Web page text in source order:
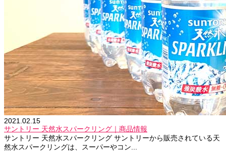
2021.02.15
サントリー 天然水スパークリング｜商品情報
サントリー 天然水スパークリング サントリーから販売されている天
然水スパークリングは、スーパーやコン...